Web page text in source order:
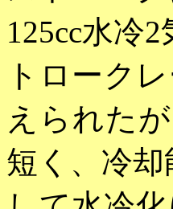
125cc水冷
トローク
えられた
短く、冷